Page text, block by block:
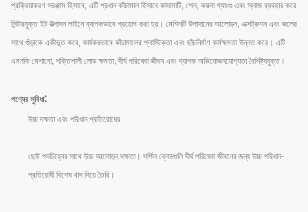
প্রক্রিয়াকরণ সরঞ্জাম হিসাবে, এটি প্রধান কাঁচামাল হিসাবে কাদামাটি, শেল, কয়লা গ্যাংগু এবং স্লাজ ব্যবহার করে
সিন্টারযুক্ত ইট উত্পাদন লাইনে ব্যাপকভাবে প্রয়োগ করা হয়। মেশিনটি উপাদানের আলোড়ন, এক্সট্রুশন এবং জলের
সাথে গুঁড়াকে একীভূত করে, কার্যকরভাবে কাঁচামালের প্লাস্টিকতা এবং ছাঁচনির্মাণ কর্মক্ষমতা উন্নত করে। এটি
এমনকি মেশানো, শক্তিশালী লোড ক্ষমতা, দীর্ঘ পরিষেবা জীবন এবং ব্যাপক অভিযোজনযোগ্যতা বৈশিষ্ট্যযুক্ত।
পণ্যের সুবিধা:
উচ্চ দক্ষতা এবং পরিধান প্রতিরোধের
ছোট পদচিহ্নের সাথে উচ্চ আলোড়ন দক্ষতা। সর্পিল ব্লেডগুলি দীর্ঘ পরিষেবা জীবনের জন্য উচ্চ পরিধান-
প্রতিরোধী বিশেষ খাদ দিয়ে তৈরি।